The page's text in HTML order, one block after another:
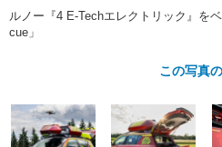
ェクト
イベント
ルノー『4 E-Techエレクトリック』を
cue」
この写真